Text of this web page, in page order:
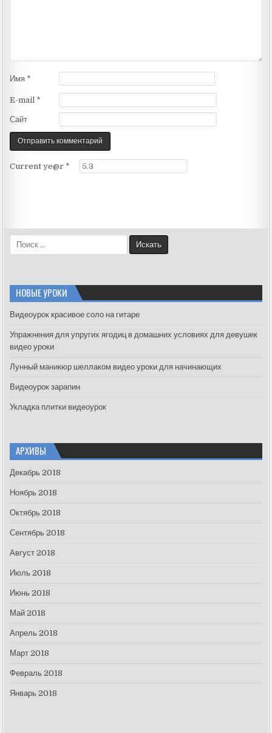
Имя *
E-mail *
Сайт
Current ye@r *
e
h
f
r
:
НОВЫЕ УРОКИ
Видеоурок красивое соло на гитаре
Упражнения для упругих ягодиц в домашних условиях для девушек
видео уроки
Лунный маникюр шеллаком видео уроки для начинающих
Видеоурок зарапин
Укладка плитки видеоурок
АРХИВЫ
Декабрь 2018
Ноябрь 2018
Октябрь 2018
Сентябрь 2018
Август 2018
Июль 2018
Июнь 2018
Май 2018
Апрель 2018
Март 2018
Февраль 2018
Январь 2018